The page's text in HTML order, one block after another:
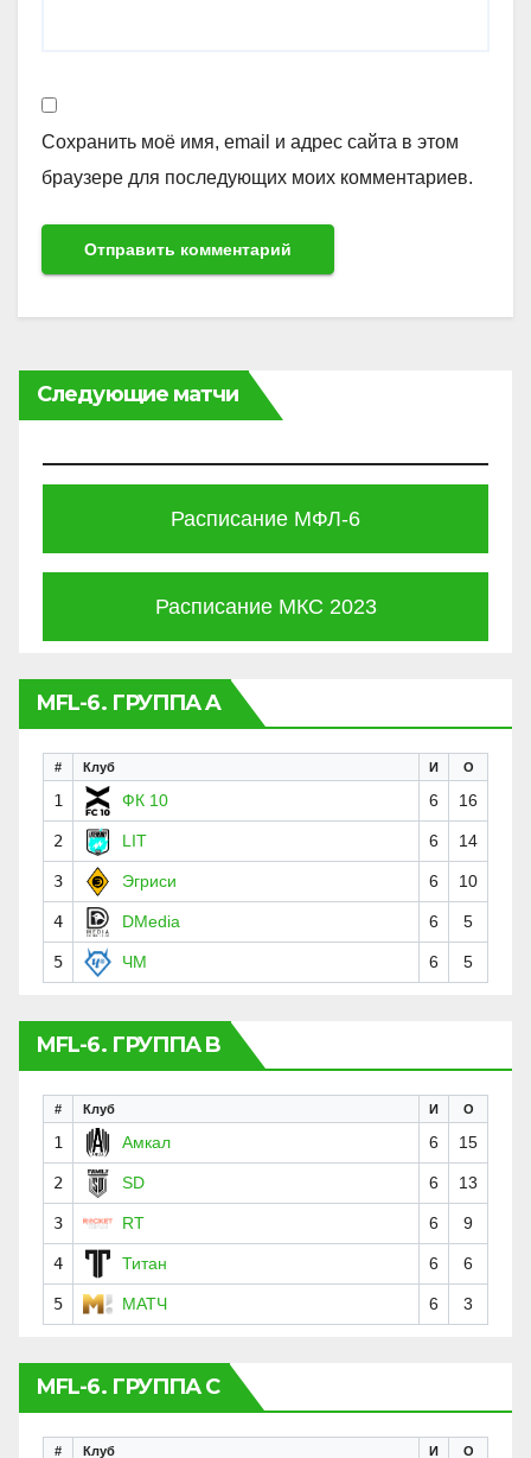
Сохранить моё имя, email и адрес сайта в этом
браузере для последующих моих комментариев.
Следующие матчи
Расписание МФЛ-6
Расписание МКС 2023
MFL-6. ГРУППА A
# Клуб И О
1 ФК 10 6 16
2 LIT 6 14
3 Эгриси 6 10
4 DMedia 6 5
5 ЧМ 6 5
MFL-6. ГРУППА B
# Клуб И О
1 Амкал 6 15
2 SD 6 13
3 RT 6 9
4 Титан 6 6
5 МАТЧ 6 3
MFL-6. ГРУППА C
# Клуб И О